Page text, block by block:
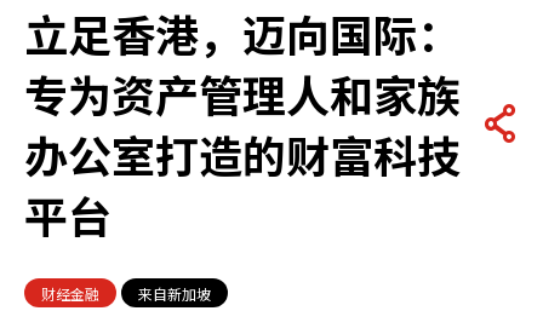
立足香港，迈向国际：
专为资产管理人和家族
办公室打造的财富科技
平台
财经金融 来自新加坡